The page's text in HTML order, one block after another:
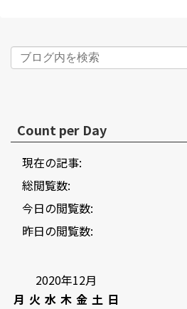
Count per Day
現在の記事:
総閲覧数:
今日の閲覧数:
昨日の閲覧数:
2020年12月
月 火 水 木 金 土 日